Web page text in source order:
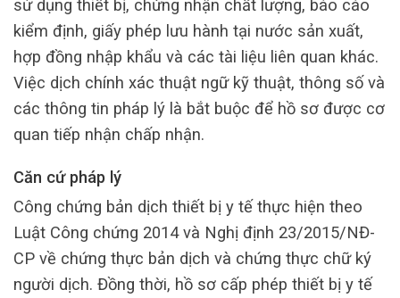
sử dụng thiết bị, chứng nhận chất lượng, báo cáo
kiểm định, giấy phép lưu hành tại nước sản xuất,
hợp đồng nhập khẩu và các tài liệu liên quan khác.
Việc dịch chính xác thuật ngữ kỹ thuật, thông số và
các thông tin pháp lý là bắt buộc để hồ sơ được cơ
quan tiếp nhận chấp nhận.
Căn cứ pháp lý
Công chứng bản dịch thiết bị y tế thực hiện theo
Luật Công chứng 2014 và Nghị định 23/2015/NĐ-
CP về chứng thực bản dịch và chứng thực chữ ký
người dịch. Đồng thời, hồ sơ cấp phép thiết bị y tế